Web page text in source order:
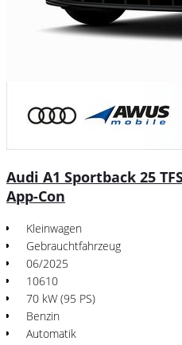
Audi A1 Sportback 25
App-Con
Kleinwagen
Gebrauchtfahrzeug
06/2025
10610
70 kW (95 PS)
Benzin
Automatik